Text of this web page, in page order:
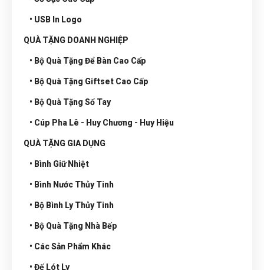
• USB In Logo
QUÀ TẶNG DOANH NGHIỆP
• Bộ Quà Tặng Để Bàn Cao Cấp
• Bộ Quà Tặng Giftset Cao Cấp
• Bộ Quà Tặng Sổ Tay
• Cúp Pha Lê - Huy Chương - Huy Hiệu
QUÀ TẶNG GIA DỤNG
• Bình Giữ Nhiệt
• Bình Nước Thủy Tinh
• Bộ Bình Ly Thủy Tinh
• Bộ Quà Tặng Nhà Bếp
• Các Sản Phẩm Khác
• Đế Lót Ly